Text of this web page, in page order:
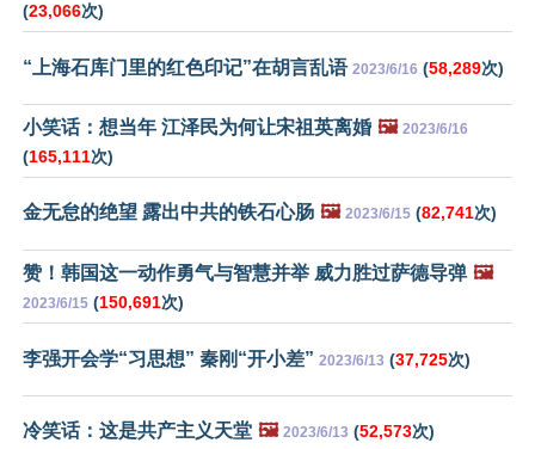
(23,066次)
“上海石库门里的红色印记”在胡言乱语 2023/6/16 (58,289次)
小笑话：想当年 江泽民为何让宋祖英离婚 🖼️ 2023/6/16
(165,111次)
金无怠的绝望 露出中共的铁石心肠 🖼️ 2023/6/15 (82,741次)
赞！韩国这一动作勇气与智慧并举 威力胜过萨德导弹 🖼️
2023/6/15 (150,691次)
李强开会学“习思想” 秦刚“开小差” 2023/6/13 (37,725次)
冷笑话：这是共产主义天堂 🖼️ 2023/6/13 (52,573次)